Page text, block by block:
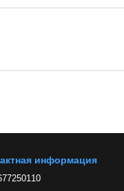
информация